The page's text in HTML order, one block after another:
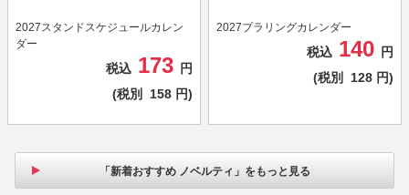
2027スタンドスケジュールカレン
ダー
税込173
円
(税別
158 円)
2027プラリングカレンダー
税込140
円
(税別
128 円)
「新着おすすめ ノベルティ」をもっと見る